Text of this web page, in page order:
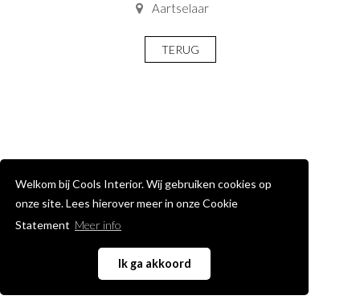
Welkom bij Cools Interior. Wij gebruiken cookies op
onze site. Lees hierover meer in onze Cookie
Statement Meer info
Ik ga akkoord
Aartselaar
TERUG